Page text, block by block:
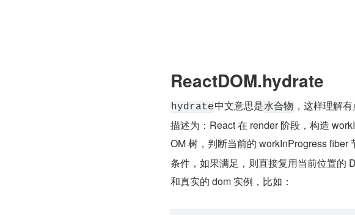
ReactDOM.hydrate
hydrate中文意思是水合物 ，这样理解
描述为：React 在 render 阶段，构造
OM 树，判断当前的 workInProgress fiber
条件，如果满足，则直接复用当前位置的
和真实的 dom 实例，比如：